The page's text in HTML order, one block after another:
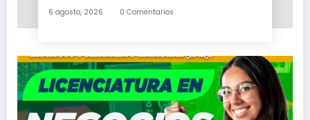
6 agosto, 2026 0 Comentarios